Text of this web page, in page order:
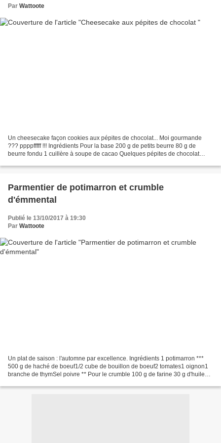
Par Wattoote
Un cheesecake façon cookies aux pépites de chocolat... Moi gourmande
??? ppppfffff !!! Ingrédients Pour la base 200 g de petits beurre 80 g de
beurre fondu 1 cuillère à soupe de cacao Quelques pépites de chocolat
Parmentier de potimarron et crumble
d'émmental
Publié le 13/10/2017 à 19:30
Par Wattoote
Un plat de saison : l'automne par excellence. Ingrédients 1 potimarron ***
500 g de haché de boeuf1/2 cube de bouillon de boeuf2 tomates1 oignon1
branche de thymSel poivre ** Pour le crumble 100 g de farine 30 g d'huile